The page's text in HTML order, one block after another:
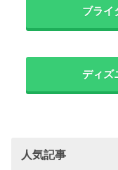
ブライ
ディズ
人気記事